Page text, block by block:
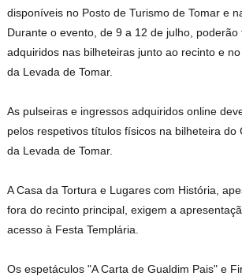
disponíveis no Posto de Turismo de Tomar e
Durante o evento, de 9 a 12 de julho, poderão
adquiridos nas bilheteiras junto ao recinto e
da Levada de Tomar.
As pulseiras e ingressos adquiridos online
pelos respetivos títulos físicos na bilheteira do
da Levada de Tomar.
A Casa da Tortura e Lugares com História,
fora do recinto principal, exigem a
acesso à Festa Templária.
Os espetáculos "A Carta de Gualdim Pais" e